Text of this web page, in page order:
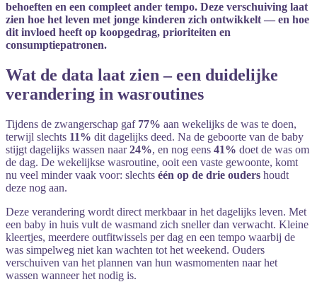
behoeften en een compleet ander tempo. Deze verschuiving laat
zien hoe het leven met jonge kinderen zich ontwikkelt — en hoe
dit invloed heeft op koopgedrag, prioriteiten en
consumptiepatronen.
Wat de data laat zien –een duidelijke
verandering in wasroutines
Tijdens de zwangerschap gaf 77% aan wekelijks de was te doen,
terwijl slechts 11% dit dagelijks deed. Na de geboorte van de baby
stijgt dagelijks wassen naar24%, en nog eens 41% doet de was om
de dag. De wekelijkse wasroutine, ooit een vaste gewoonte, komt
nu veel mindervaak voor: slechts één op de drie ouders houdt
deze nog aan.
Deze verandering wordt direct merkbaarin het dagelijks leven. Met
een baby in huis vult de wasmand zich snellerdan verwacht. Kleine
kleertjes, meerdere outfitwissels perdag en een tempo waarbij de
was simpelweg niet kan wachten tot het weekend. Ouders
verschuiven van het plannen van hun wasmomenten naarhet
wassen wanneerhet nodig is.